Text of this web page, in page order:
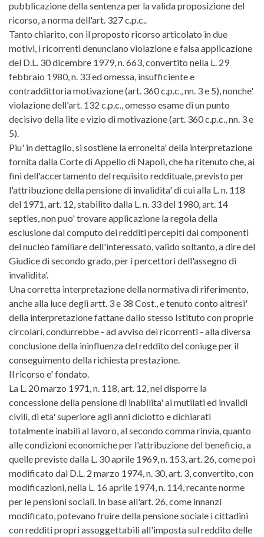
pubblicazione della sentenza per la valida proposizione del
ricorso, a norma dell'art. 327 c.p.c..
Tanto chiarito, con il proposto ricorso articolato in due
motivi, i ricorrenti denunciano violazione e falsa applicazione
del D.L. 30 dicembre 1979, n. 663, convertito nella L. 29
febbraio 1980, n. 33 ed omessa, insufficiente e
contraddittoria motivazione (art. 360 c.p.c., nn. 3 e 5), nonche'
violazione dell'art. 132 c.p.c., omesso esame di un punto
decisivo della lite e vizio di motivazione (art. 360 c.p.c., nn. 3 e
5).
Piu' in dettaglio, si sostiene la erroneita' della interpretazione
fornita dalla Corte di Appello di Napoli, che ha ritenuto che, ai
fini dell'accertamento del requisito reddituale, previsto per
l'attribuzione della pensione di invalidita' di cui alla L. n. 118
del 1971, art. 12, stabilito dalla L. n. 33 del 1980, art. 14
septies, non puo' trovare applicazione la regola della
esclusione dal computo dei redditi percepiti dai componenti
del nucleo familiare dell'interessato, valido soltanto, a dire del
Giudice di secondo grado, per i percettori dell'assegno di
invalidita'.
Una corretta interpretazione della normativa di riferimento,
anche alla luce degli artt. 3 e 38 Cost., e tenuto conto altresi'
della interpretazione fattane dallo stesso Istituto con proprie
circolari, condurrebbe - ad avviso dei ricorrenti - alla diversa
conclusione della ininfluenza del reddito del coniuge per il
conseguimento della richiesta prestazione.
Il ricorso e' fondato.
La L. 20 marzo 1971, n. 118, art. 12, nel disporre la
concessione della pensione di inabilita' ai mutilati ed invalidi
civili, di eta' superiore agli anni diciotto e dichiarati
totalmente inabili al lavoro, al secondo comma rinvia, quanto
alle condizioni economiche per l'attribuzione del beneficio, a
quelle previste dalla L. 30 aprile 1969, n. 153, art. 26, come poi
modificato dal D.L. 2 marzo 1974, n. 30, art. 3, convertito, con
modificazioni, nella L. 16 aprile 1974, n. 114, recante norme
per le pensioni sociali. In base all'art. 26, come innanzi
modificato, potevano fruire della pensione sociale i cittadini
con redditi propri assoggettabili all'imposta sul reddito delle